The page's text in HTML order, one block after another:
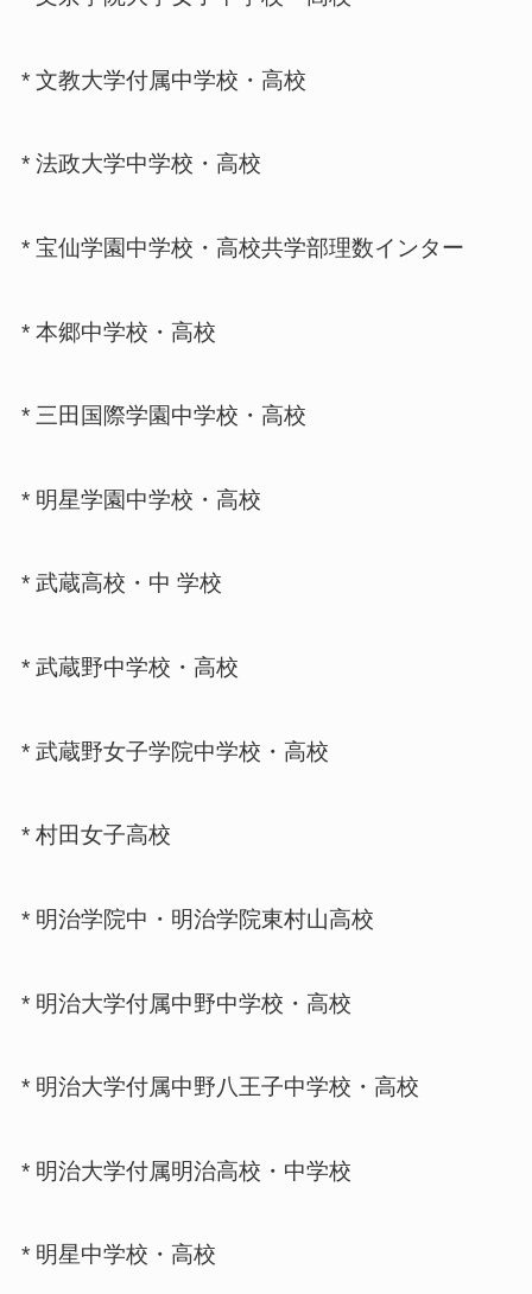
* 文教大学付属中学校・高校
* 法政大学中学校・高校
* 宝仙学園中学校・高校共学部理数インター
* 本郷中学校・高校
* 三田国際学園中学校・高校
* 明星学園中学校・高校
* 武蔵高校・中 学校
* 武蔵野中学校・高校
* 武蔵野女子学院中学校・高校
* 村田女子高校
* 明治学院中・明治学院東村山高校
* 明治大学付属中野中学校・高校
* 明治大学付属中野八王子中学校・高校
* 明治大学付属明治高校・中学校
* 明星中学校・高校